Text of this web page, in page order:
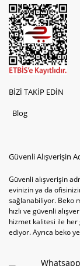
BİZİ TAKİP EDİN
Blog
Güvenli Alışverişin
Güvenli alışverişin
evinizin ya da
sağlanabiliyor. Beko
hızlı ve güvenli
hizmet kalitesi ile her
ediyor. Ayrıca beko
televizyon ya da